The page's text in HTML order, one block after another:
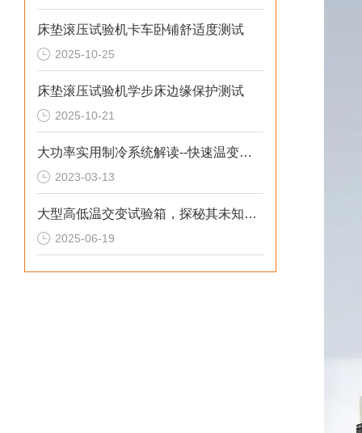
床垫滚压试验机卡车卧铺舒适度测试
2025-10-25
床垫滚压试验机学步床边缘保护测试
2025-10-21
大功率实用制冷系统解读--快速温变试验箱
2023-03-13
大型高低温交变试验箱，探秘其未知奥秘！
2025-06-19